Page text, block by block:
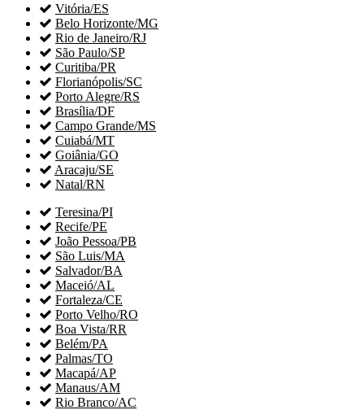
 Vitória/ES
 Belo Horizonte/MG
 Rio de Janeiro/RJ
 São Paulo/SP
 Curitiba/PR
 Florianópolis/SC
 Porto Alegre/RS
 Brasília/DF
 Campo Grande/MS
 Cuiabá/MT
 Goiânia/GO
 Aracaju/SE
 Natal/RN
 Teresina/PI
 Recife/PE
 João Pessoa/PB
 São Luis/MA
 Salvador/BA
 Maceió/AL
 Fortaleza/CE
 Porto Velho/RO
 Boa Vista/RR
 Belém/PA
 Palmas/TO
 Macapá/AP
 Manaus/AM
 Rio Branco/AC